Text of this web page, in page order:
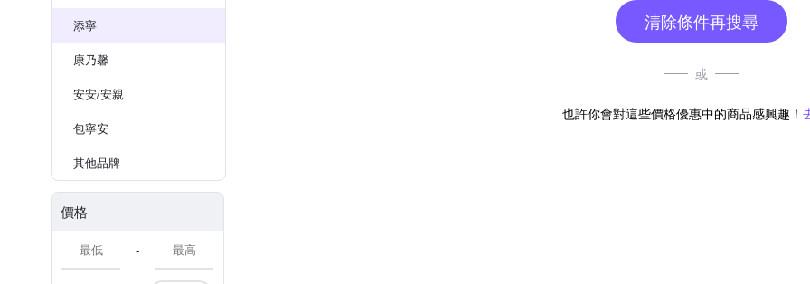
添寧
康乃馨
安安/安親
包寧安
其他品牌
價格
-
清除條件再搜尋
或
也許你會對這些價格優惠中的商品感興趣！